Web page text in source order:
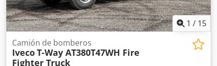
más de 150 cajas, contenedores con y sin grúa de sistema
intercambiable. S.E.&O. Dada la cantidad de anuncios y
detalles incluidos, Aurora invita a comprobar la exactitud
de los datos introducidos con el personal de ventas.
1 / 15
Camión de bomberos
IvecoT-Way AT380T47WH Fire
Fighter Truck